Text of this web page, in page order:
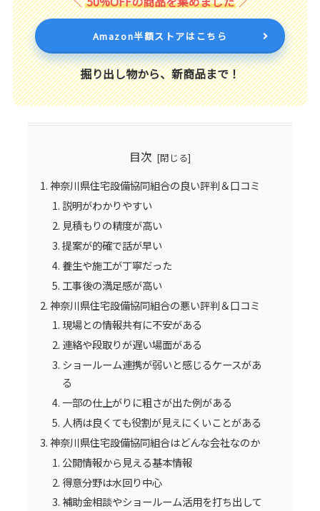
Amazon半額ストアはこちら
掘り出し物から、新商品まで！
目次
神奈川県住宅設備協同組合の良い評判＆口コミ
説明がわかりやすい
見積もりの精度が高い
提案が的確で話が早い
養生や施工が丁寧だった
工事後の満足感が高い
神奈川県住宅設備協同組合の悪い評判＆口コミ
現場との情報共有に不安がある
連絡や段取りが遅い場面がある
ショールーム連携が弱いと感じるケースがあ
る
一部の仕上がりに粗さが出た例がある
人柄は良くても役割が見えにくいことがある
神奈川県住宅設備協同組合はどんな会社なのか
公開情報から見える基本情報
得意分野は水回り中心
補助金相談やショールーム活用を打ち出して